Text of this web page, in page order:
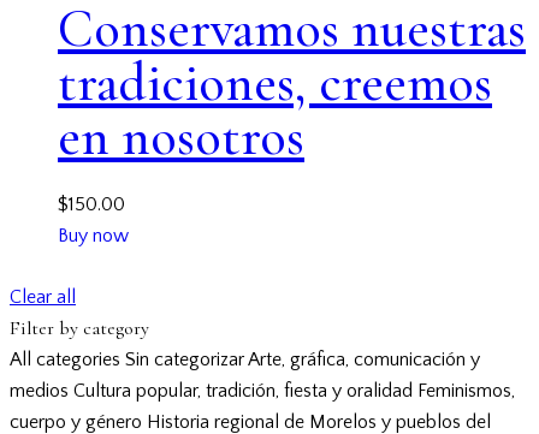
Conservamos nuestras
tradiciones, creemos
en nosotros
$150.00
Buy now
Clear all
Filter by category
All categories Sin categorizarArte, gráfica, comunicación y
medios Cultura popular, tradición, fiesta y oralidad Feminismos,
cuerpo y género Historia regional de Morelos y pueblos del